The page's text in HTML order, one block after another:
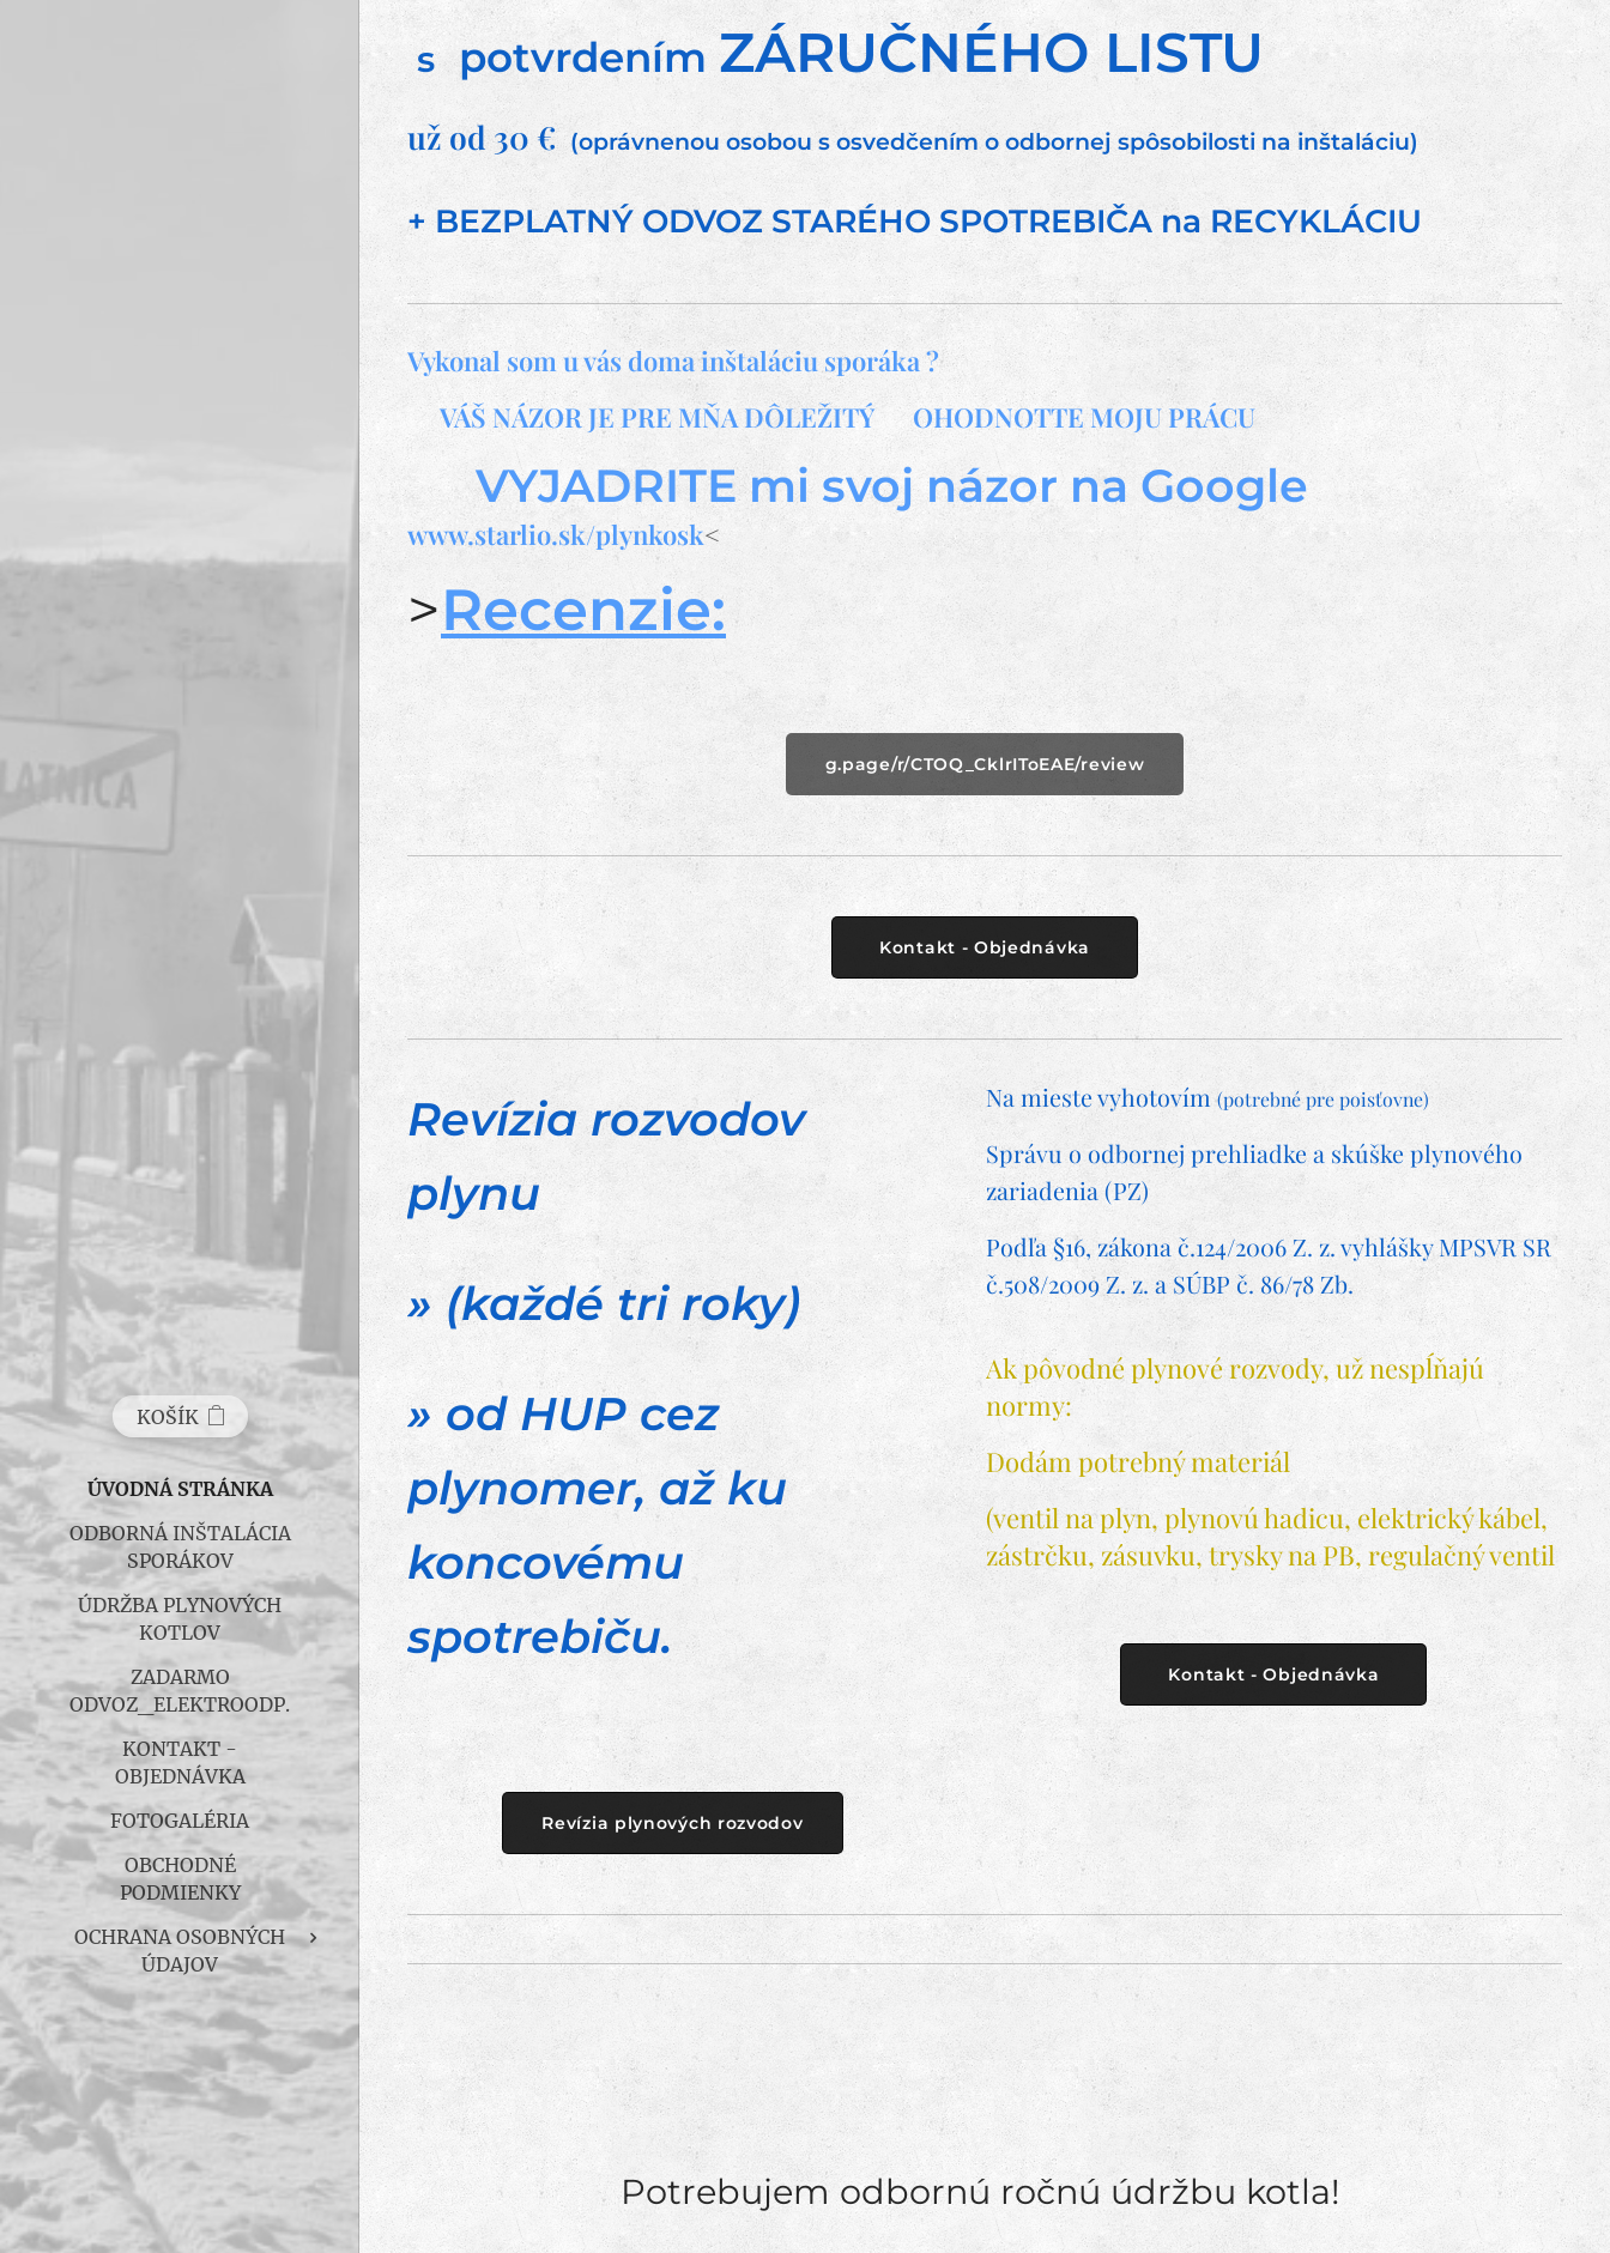
KOŠÍK
ÚVODNÁ STRÁNKA
ODBORNÁ INŠTALÁCIA
SPORÁKOV
ÚDRŽBA PLYNOVÝCH
KOTLOV
ZADARMO
ODVOZ_ELEKTROODP.
KONTAKT -
OBJEDNÁVKA
FOTOGALÉRIA
OBCHODNÉ
PODMIENKY
OCHRANA OSOBNÝCH
ÚDAJOV
s potvrdením ZÁRUČNÉHO LISTU
už od 30 €(oprávnenou osobou s osvedčením o odbornej spôsobilosti na inštaláciu)
+ BEZPLATNÝ ODVOZ STARÉHO SPOTREBIČA na RECYKLÁCIU
Vykonal som u vás doma inštaláciu sporáka ?
👍VÁŠ NÁZOR JE PRE MŇA DÔLEŽITÝ
🙏OHODNOTTE MOJU PRÁCU 👍
💻 VYJADRITE mi svoj názor na Google 🌐
www.starlio.sk/plynkosk<
>Recenzie:
g.page/r/CTOQ_CklrIToEAE/review
Kontakt - Objednávka
Revízia rozvodov
plynu
» (každé tri roky)
» od HUP cez
plynomer, až ku
koncovému
spotrebiču.
Revízia plynových rozvodov
Na mieste vyhotovím(potrebné pre poisťovne)
Správu o odbornej prehliadke a skúške plynového
zariadenia (PZ)
Podľa §16, zákona č.124/2006 Z. z. vyhlášky MPSVR SR
č.508/2009 Z. z. a SÚBP č. 86/78 Zb.
Ak pôvodné plynové rozvody, už nespĺňajú
normy:
Dodám potrebný materiál
(ventil na plyn, plynovú hadicu, elektrický kábel,
zástrčku, zásuvku, trysky na PB, regulačný ventil
Kontakt - Objednávka
Potrebujem odbornú ročnú údržbu kotla!